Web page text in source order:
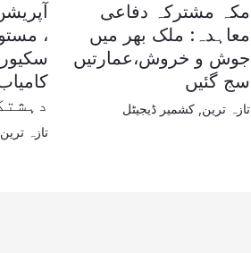
مکہ مشترکہ دفاعی
معاہدہ: ملک بھر میں
جوش و خروش،عمارتیں
سج گئیں
تازہ ترین کشمیر ڈیجیٹل
،
تازہ ترین